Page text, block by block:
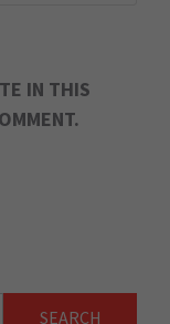
IN THIS